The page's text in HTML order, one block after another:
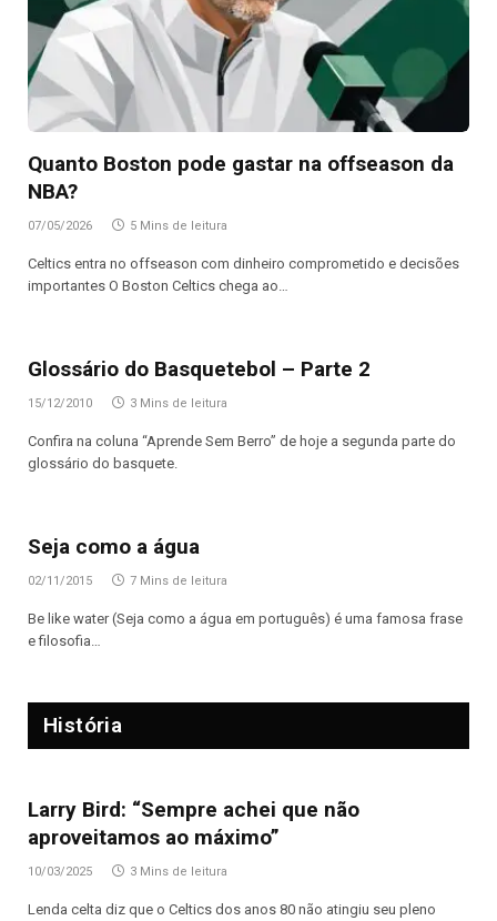
Quanto Boston pode gastar na offseason da
NBA?
07/05/2026 5 Mins de leitura
Celtics entra no offseason com dinheiro comprometido e decisões
importantes O Boston Celtics chega ao…
Glossário do Basquetebol – Parte 2
15/12/2010 3 Mins de leitura
Confira na coluna “Aprende Sem Berro” de hoje a segunda parte do
glossário do basquete.
Seja como a água
02/11/2015 7 Mins de leitura
Be like water (Seja como a água em português) é uma famosa frase
e filosofia…
História
Larry Bird: “Sempre achei que não
aproveitamos ao máximo”
10/03/2025 3 Mins de leitura
Lenda celta diz que o Celtics dos anos 80 não atingiu seu pleno